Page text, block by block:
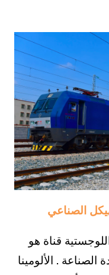
الصناعي
قناة هو
. الألومينا